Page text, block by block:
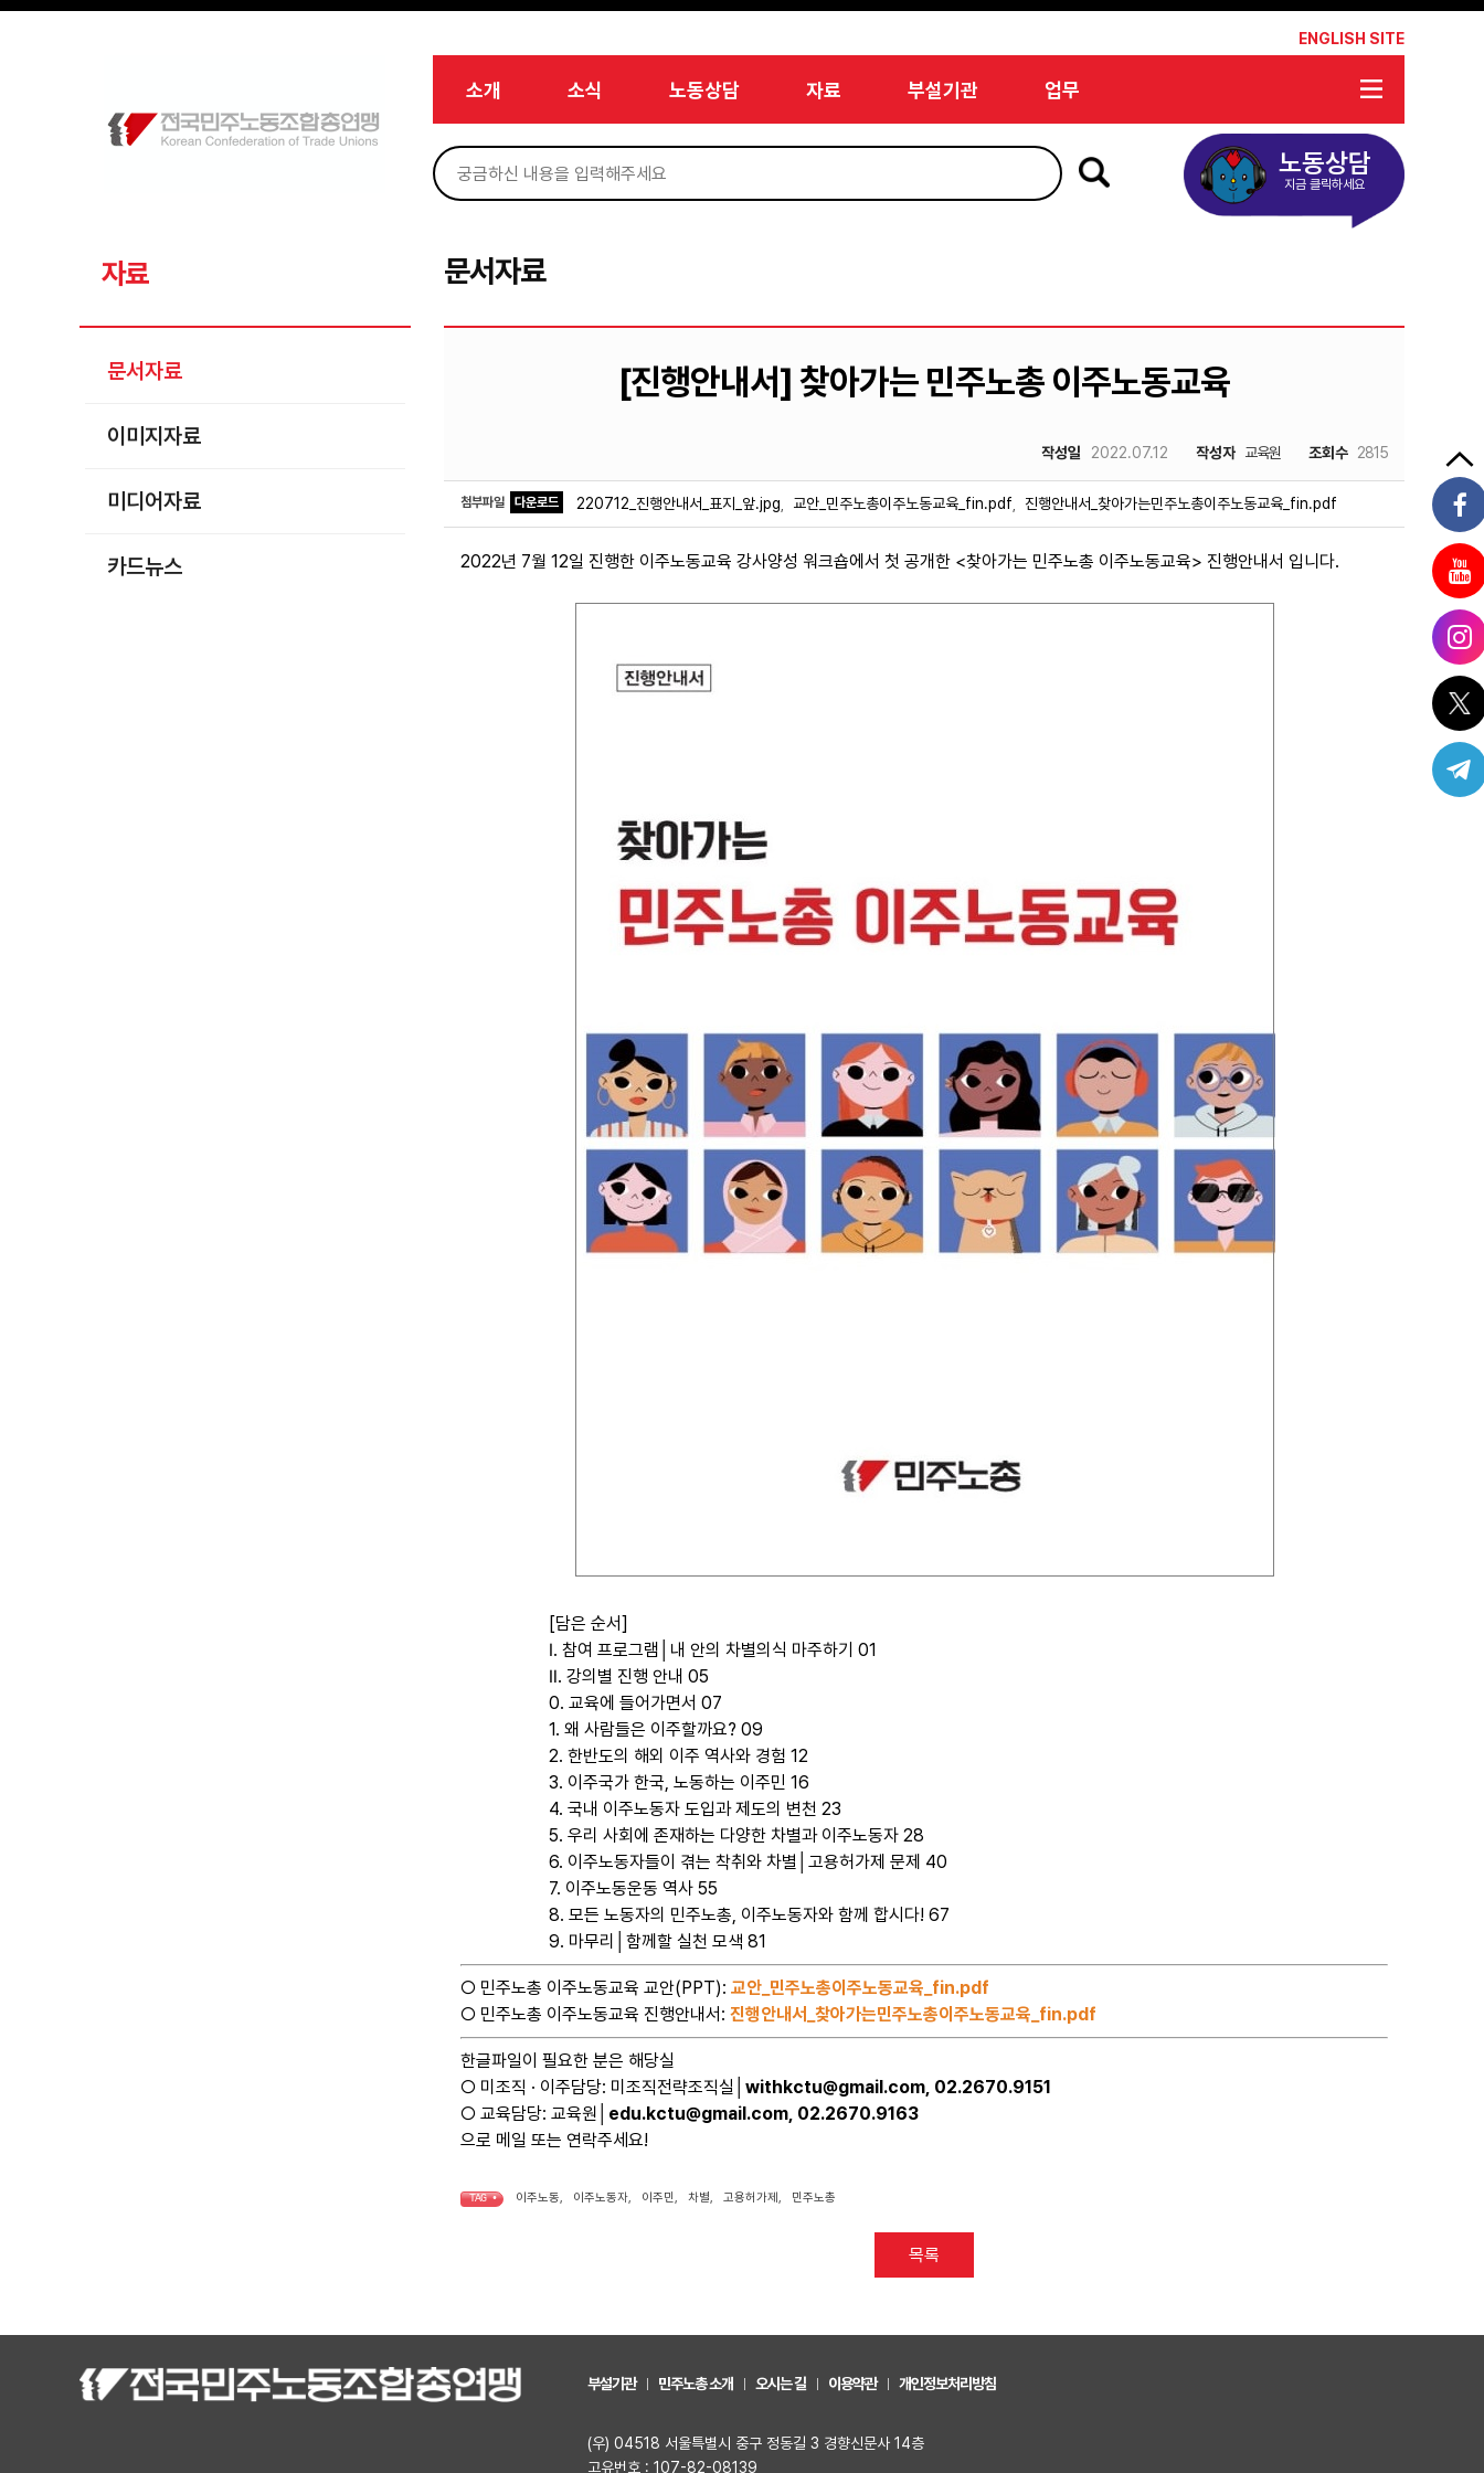
메뉴 건너뛰기
ENGLISH SITE
소개 소식 노동상담 자료 부설기관 업무
노동상담
지금 클릭하세요
자료
문서자료
이미지자료
미디어자료
카드뉴스
문서자료
[진행안내서] 찾아가는 민주노총 이주노동교육
작성일 2022.07.12 작성자 교육원 조회수 2815
첨부파일 다운로드 220712_진행안내서_표지_앞.jpg 교안_민주노총이주노동교육_fin.pdf 진행안내서_찾아가는민주노총이주노동교육_fin.pdf
2022년 7월 12일 진행한 이주노동교육 강사양성 워크숍에서 첫 공개한 <찾아가는 민주노총 이주노동교육> 진행안내서 입니다.
[담은 순서]
Ⅰ. 참여 프로그램│내 안의 차별의식 마주하기 01
Ⅱ. 강의별 진행 안내 05
0. 교육에 들어가면서 07
1. 왜 사람들은 이주할까요? 09
2. 한반도의 해외 이주 역사와 경험 12
3. 이주국가 한국, 노동하는 이주민 16
4. 국내 이주노동자 도입과 제도의 변천 23
5. 우리 사회에 존재하는 다양한 차별과 이주노동자 28
6. 이주노동자들이 겪는 착취와 차별│고용허가제 문제 40
7. 이주노동운동 역사 55
8. 모든 노동자의 민주노총, 이주노동자와 함께 합시다! 67
9. 마무리│함께할 실천 모색 81
○ 민주노총 이주노동교육 교안(PPT): 교안_민주노총이주노동교육_fin.pdf
○ 민주노총 이주노동교육 진행안내서: 진행안내서_찾아가는민주노총이주노동교육_fin.pdf
한글파일이 필요한 분은 해당실
○ 미조직 · 이주담당: 미조직전략조직실│ withkctu@gmail.com, 02.2670.9151
○ 교육담당: 교육원│ edu.kctu@gmail.com, 02.2670.9163
으로 메일 또는 연락주세요!
TAG • 이주노동, 이주노동자, 이주민, 차별, 고용허가제, 민주노총
목록
부설기관 민주노총 소개 오시는 길 이용약관 개인정보처리방침
(우) 04518 서울특별시 중구 정동길 3 경향신문사 14층
고유번호 : 107-82-08139
Sketchbook5, 스케치북5